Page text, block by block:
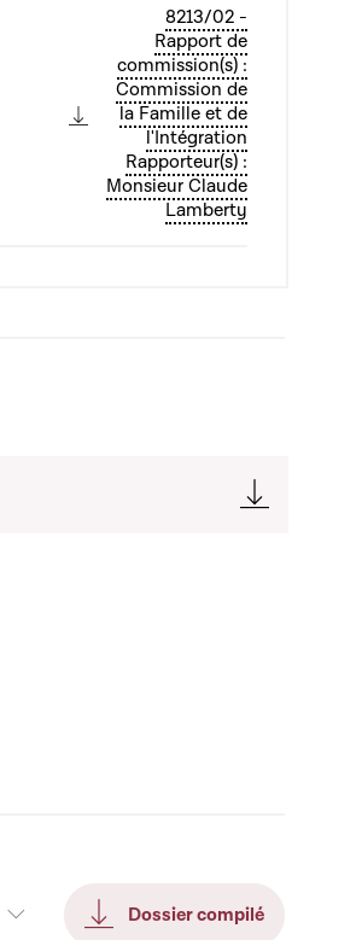
8213/02 -
Rapport de
commission(s) :
Commission de
la Famille et de
l'Intégration
Rapporteur(s) :
Monsieur Claude
Lamberty
Dossier compilé